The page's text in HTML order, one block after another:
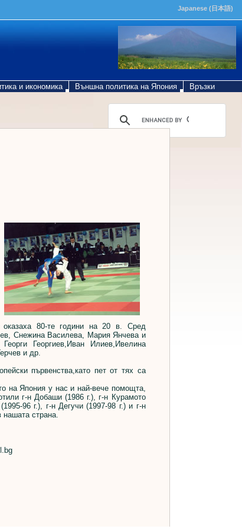
Japanese (日本語)
и икономика Външна политика на Япония Връзки
оказаха 80-те години на 20 в. Сред
Снежина Василева, Мария Янчева и
Георгиев,Иван Илиев,Ивелина
и др.
първенства,като пет от тях са
на Япония у нас и най-вече помощта,
г-н Добаши (1986 г.), г-н Курамото
96 г.), г-н Дегучи (1997-98 г.) и г-н
нашата страна.